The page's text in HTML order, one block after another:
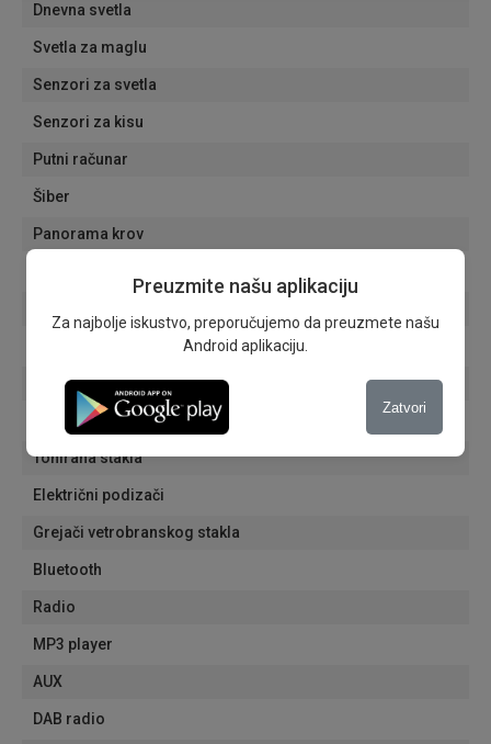
Dnevna svetla
Svetla za maglu
Senzori za svetla
Senzori za kisu
Putni računar
Šiber
Panorama krov
Aluminijumske felne
Navigacija
Tonirana stakla
Električni podizači
Grejači vetrobranskog stakla
Bluetooth
Radio
MP3 player
AUX
DAB radio
Preuzmite našu aplikaciju
Za najbolje iskustvo, preporučujemo da preuzmete našu
Android aplikaciju.
Zatvori